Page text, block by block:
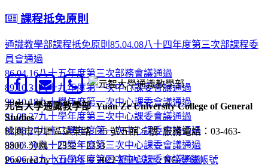
課程抵免原則
通識教學部課程抵免原則85.04.08八十四年度第三次部課程委
員會通過
86.04.16八十五年度第三次部務會議通過
89.10.31八十九年度第一次中心課委會議通過
90.10.18九十學年度第一次中心課委會議通過
91.03.27九十學年度第三次中心課委會議通過
92.08.27九十二學年度第一次中心課委會議通過
95.03.30九十四學年度第三次中心課委會議通過
96.06.12九十五學年度第四次中心課委會議通過
元智大學通識教學部Yuan Ze University College of General
Studies
桃園市中壢區遠東路 135 號五館 5 樓服務電話：03-463-
8800 分機：2332、2333
Powered byXOOPS© 2022網站設計: NC登錄帳號